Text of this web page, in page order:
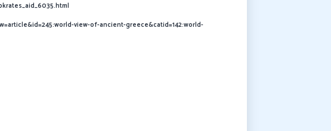
view-of-ancient-greece&catid=142:world-